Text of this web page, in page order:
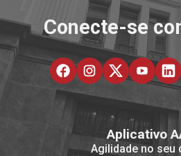
Conecte-se
Aplicativo
Agilidade no seu